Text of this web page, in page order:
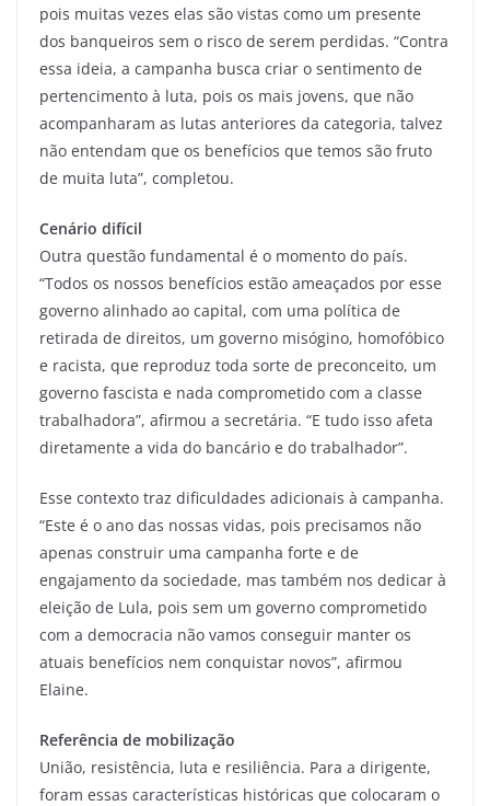
pois muitas vezes elas são vistas como um presente
dos banqueiros sem o risco de serem perdidas. “Contra
essa ideia, a campanha busca criar o sentimento de
pertencimento à luta, pois os mais jovens, que não
acompanharam as lutas anteriores da categoria, talvez
não entendam que os benefícios que temos são fruto
de muita luta”, completou.
Cenário difícil
Outra questão fundamental é o momento do país.
“Todos os nossos benefícios estão ameaçados por esse
governo alinhado ao capital, com uma política de
retirada de direitos, um governo misógino, homofóbico
e racista, que reproduz toda sorte de preconceito, um
governo fascista e nada comprometido com a classe
trabalhadora”, afirmou a secretária. “E tudo isso afeta
diretamente a vida do bancário e do trabalhador”.
Esse contexto traz dificuldades adicionais à campanha.
“Este é o ano das nossas vidas, pois precisamos não
apenas construir uma campanha forte e de
engajamento da sociedade, mas também nos dedicar à
eleição de Lula, pois sem um governo comprometido
com a democracia não vamos conseguir manter os
atuais benefícios nem conquistar novos”, afirmou
Elaine.
Referência de mobilização
União, resistência, luta e resiliência. Para a dirigente,
foram essas características históricas que colocaram o